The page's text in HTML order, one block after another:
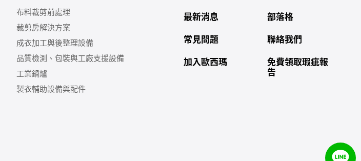
布料裁剪前處理
裁剪房解決方案
成衣加工與後整理設備
品質檢測、包裝與工廠支援設備
工業鍋爐
製衣輔助設備與配件
最新消息 部落格
常見問題 聯絡我們
加入歐西瑪
免費領取瑕疵報
告